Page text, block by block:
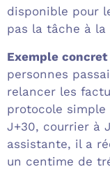
disponible pour
pas la tâche à
Exemple concret
personnes
relancer les
protocole simple
J+30, courrier à
assistante, il a
un centime de